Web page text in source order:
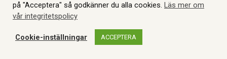
på "Acceptera" så godkänner du alla cookies. Läs mer om
vår integritetspolicy
Cookie-inställningar ACCEPTERA